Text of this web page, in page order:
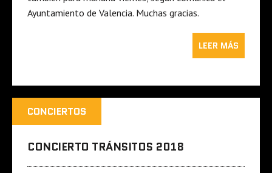
Ayuntamiento de Valencia. Muchas gracias.
LEER MÁS
CONCIERTOS
CONCIERTO TRÁNSITOS 2018